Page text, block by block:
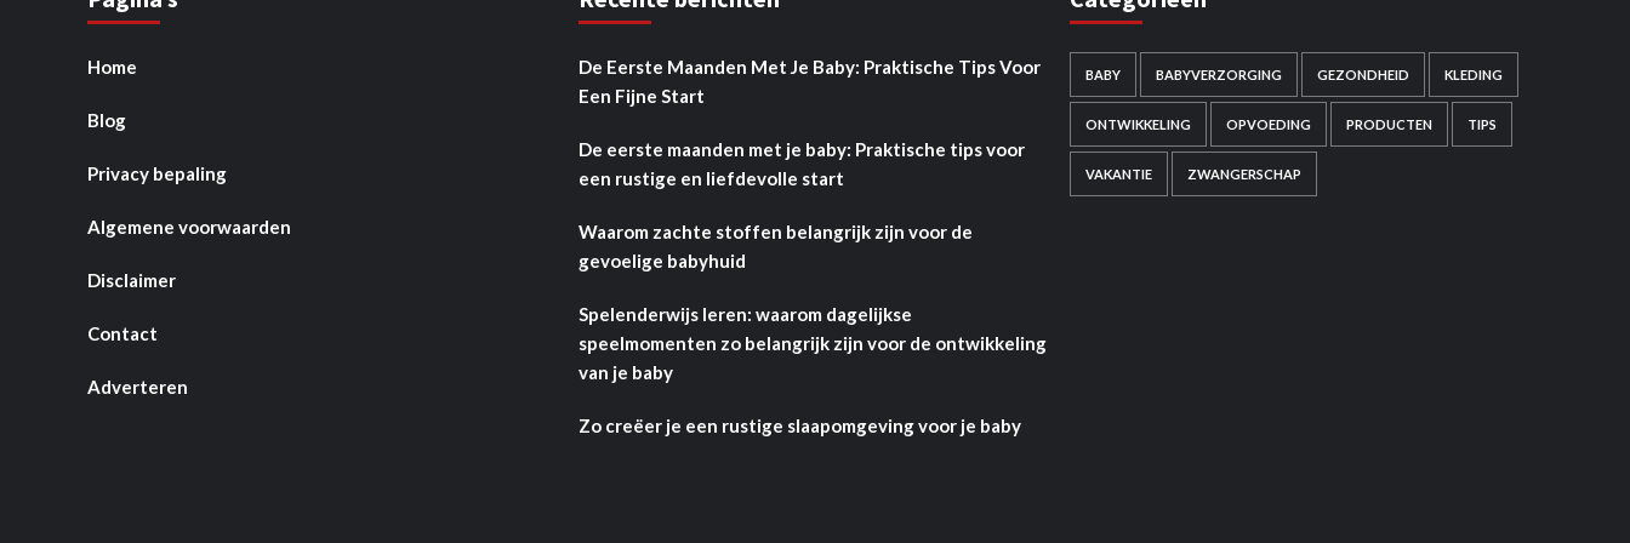
Home
Blog
Privacy bepaling
Algemene voorwaarden
Disclaimer
Contact
Adverteren
De Eerste Maanden Met Je Baby: Praktische Tips Voor
Een Fijne Start
De eerste maanden met je baby: Praktische tips voor
een rustige en liefdevolle start
Waarom zachte stoffen belangrijk zijn voor de
gevoelige babyhuid
Spelenderwijs leren: waarom dagelijkse
speelmomenten zo belangrijk zijn voor de ontwikkeling
van je baby
Zo creëer je een rustige slaapomgeving voor je baby
BABY BABYVERZORGING GEZONDHEID KLEDING
ONTWIKKELING OPVOEDING PRODUCTEN TIPS
VAKANTIE ZWANGERSCHAP